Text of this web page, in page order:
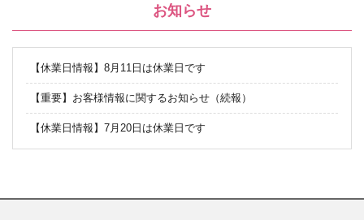
お知らせ
【休業日情報】8月11日は休業日です
【重要】お客様情報に関するお知らせ（続報）
【休業日情報】7月20日は休業日です